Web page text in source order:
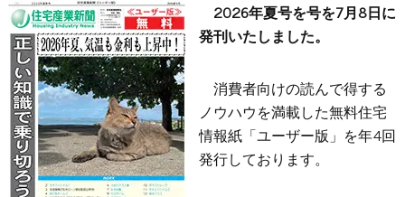
2026年夏号を号を7月8日に
発刊いたしました。
消費者向けの読んで得する
ノウハウを満載した無料住宅
情報紙「ユーザー版」を年4回
発行しております。